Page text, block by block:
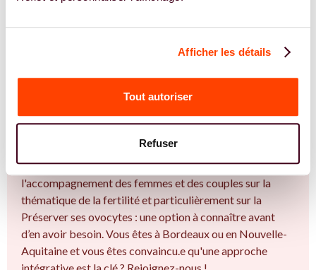
Afficher les détails
Tout autoriser
Refuser
REJOIGNEZ NOS EXPERT.E.S
Vous êtes Gynécologue expert.e.s en
congélation d'ovocytes ?
Vous êtes Gynécologue spécialiste dans dans
l'accompagnement des femmes et des couples sur la
thématique de la fertilité et particulièrement sur la
Préserver ses ovocytes : une option à connaître avant
d’en avoir besoin. Vous êtes à Bordeaux ou en Nouvelle-
Aquitaine et vous êtes convaincu.e qu'une approche